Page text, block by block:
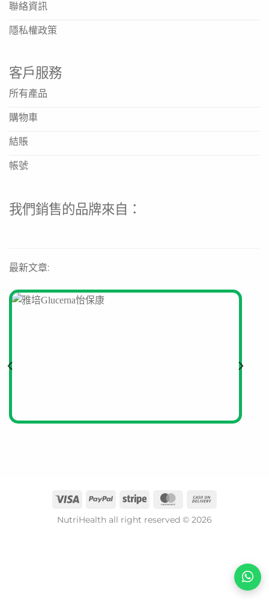
聯絡資訊
隱私權政策
客戶服務
所有產品
購物車
結賬
帳號
我們銷售的品牌來自：
最新文章:
NutriHealth all right reserved © 2026